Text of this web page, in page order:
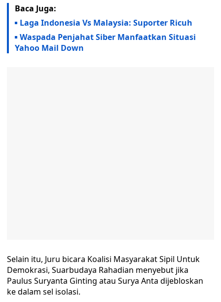
Baca Juga:
Laga Indonesia Vs Malaysia: Suporter Ricuh
Waspada Penjahat Siber Manfaatkan Situasi
Yahoo Mail Down
Selain itu, Juru bicara Koalisi Masyarakat Sipil Untuk
Demokrasi, Suarbudaya Rahadian menyebut jika
Paulus Suryanta Ginting atau Surya Anta dijebloskan
ke dalam sel isolasi.